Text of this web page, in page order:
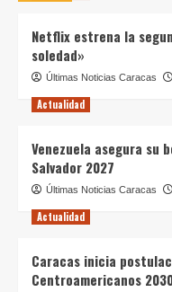
Netflix estrena la
soledad»
Últimas Noticias Caracas
Actualidad
Venezuela asegura su
Salvador 2027
Últimas Noticias Caracas
Actualidad
Caracas inicia
Centroamericanos